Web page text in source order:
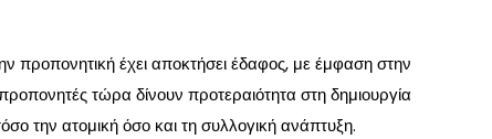
έχει αποκτήσει έδαφος, με έμφαση στην
τώρα δίνουν προτεραιότητα στη δημιουργία
την ατομική όσο και τη συλλογική ανάπτυξη.